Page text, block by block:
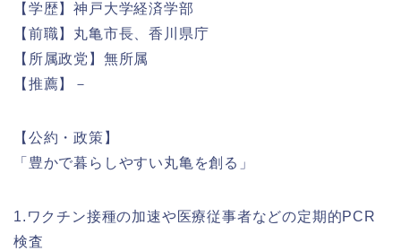
【学歴】神戸大学経済学部
【前職】丸亀市長、香川県庁
【所属政党】無所属
【推薦】－
【公約・政策】
「豊かで暮らしやすい丸亀を創る」
1.ワクチン接種の加速や医療従事者などの定期的PCR
検査